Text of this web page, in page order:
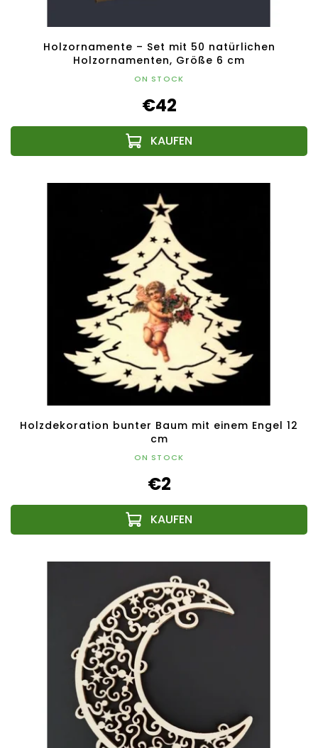
Holzornamente – Set mit 50 natürlichen
Holzornamenten, Größe 6 cm
ON STOCK
€42
Holzdekoration bunter Baum mit einem Engel 12
cm
ON STOCK
€2